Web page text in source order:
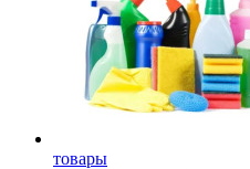
товары